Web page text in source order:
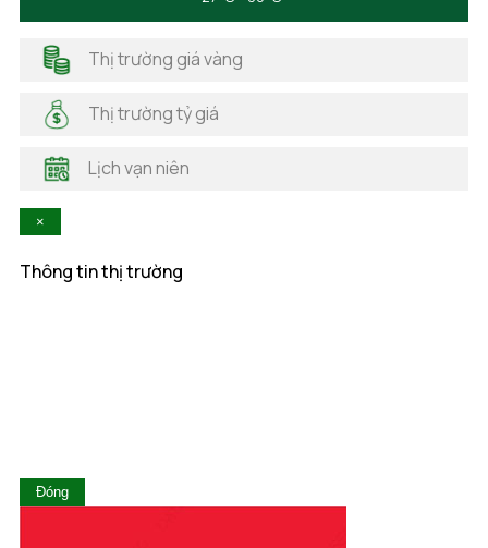
Hà Giang
Hải Dương
Hải Phòng
Hà Tĩnh
Hòa Bình
Lai Châu
Thị trường giá vàng
Thị trường tỷ giá
Lịch vạn niên
×
Thông tin thị trường
Đóng